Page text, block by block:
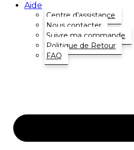
Aide
Centre d’assistance
Nous contacter
Suivre ma commande
Politique de Retour
FAQ